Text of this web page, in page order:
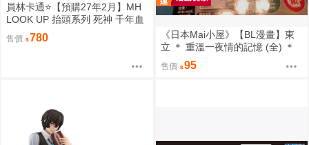
員林卡通⭐️【預購27年2月】MH
LOOK UP 抬頭系列 死神 千年血
戰篇 日番谷冬獅郎 0813
售價 780
《日本Mai小屋》【BL漫畫】東
立 ＊ 重溫一夜情的記憶 (全) ＊
作者：志々藤からり
售價 95